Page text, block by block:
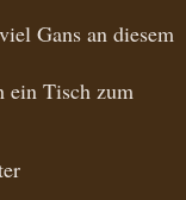
Gans an diesem
ein Tisch zum